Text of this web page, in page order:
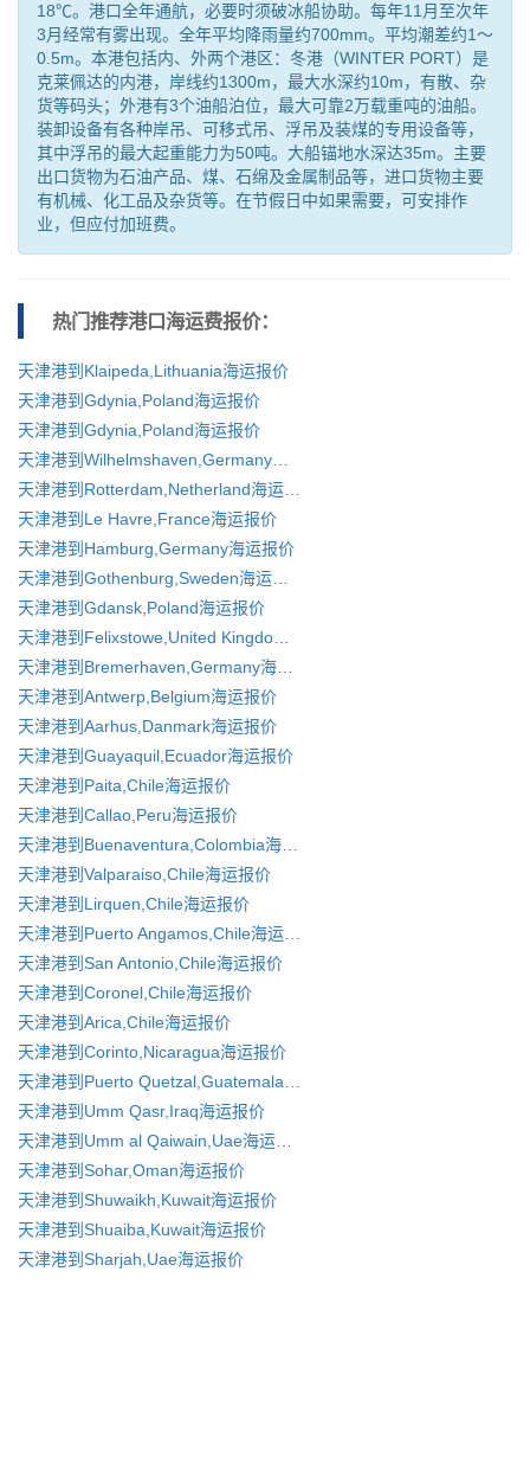
18℃。港口全年通航，必要时须破冰船协助。每年11月至次年
3月经常有雾出现。全年平均降雨量约700mm。平均潮差约1～
0.5m。本港包括内、外两个港区：冬港（WINTER PORT）是
克莱佩达的内港，岸线约1300m，最大水深约10m，有散、杂
货等码头；外港有3个油船泊位，最大可靠2万载重吨的油船。
装卸设备有各种岸吊、可移式吊、浮吊及装煤的专用设备等，
其中浮吊的最大起重能力为50吨。大船锚地水深达35m。主要
出口货物为石油产品、煤、石绵及金属制品等，进口货物主要
有机械、化工品及杂货等。在节假日中如果需要，可安排作
业，但应付加班费。
热门推荐港口海运费报价：
天津港到Klaipeda,Lithuania海运报价
天津港到Gdynia,Poland海运报价
天津港到Gdynia,Poland海运报价
天津港到Le Havre,France海运报价
天津港到Hamburg,Germany海运报价
天津港到Gdansk,Poland海运报价
天津港到Antwerp,Belgium海运报价
天津港到Aarhus,Danmark海运报价
天津港到Guayaquil,Ecuador海运报价
天津港到Paita,Chile海运报价
天津港到Callao,Peru海运报价
天津港到Valparaiso,Chile海运报价
天津港到Lirquen,Chile海运报价
天津港到San Antonio,Chile海运报价
天津港到Coronel,Chile海运报价
天津港到Arica,Chile海运报价
天津港到Corinto,Nicaragua海运报价
天津港到Umm Qasr,Iraq海运报价
天津港到Sohar,Oman海运报价
天津港到Shuwaikh,Kuwait海运报价
天津港到Shuaiba,Kuwait海运报价
天津港到Sharjah,Uae海运报价